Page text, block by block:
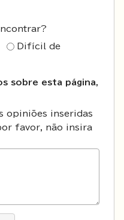
Difícil de
sobre esta página,
opiniões inseridas
favor, não insira